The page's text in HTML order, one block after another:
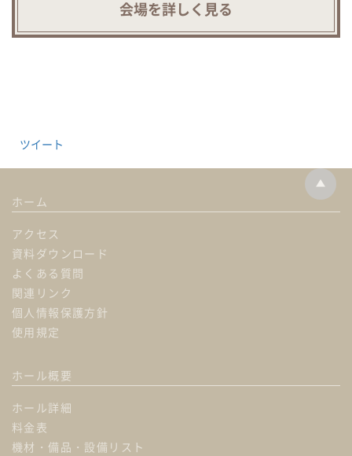
会場を詳しく見る
ツイート
PAGE
ホーム
アクセス
資料ダウンロード
よくある質問
関連リンク
個人情報保護方針
使用規定
ホール概要
ホール詳細
料金表
機材・備品・設備リスト